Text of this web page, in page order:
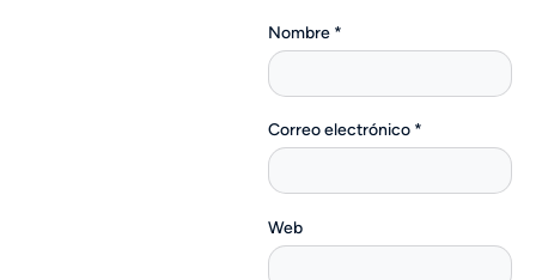
Nombre *
Correo electrónico *
Web